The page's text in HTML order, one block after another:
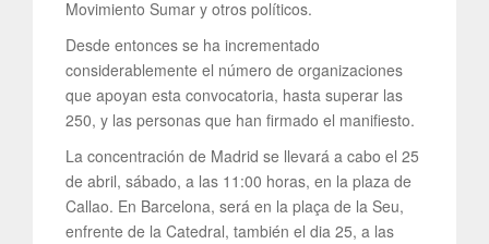
Movimiento Sumar y otros políticos.
Desde entonces se ha incrementado
considerablemente el número de organizaciones
que apoyan esta convocatoria, hasta superar las
250, y las personas que han firmado el manifiesto.
La concentración de Madrid se llevará a cabo el 25
de abril, sábado, a las 11:00 horas, en la plaza de
Callao. En Barcelona, será en la plaça de la Seu,
enfrente de la Catedral, también el dia 25, a las